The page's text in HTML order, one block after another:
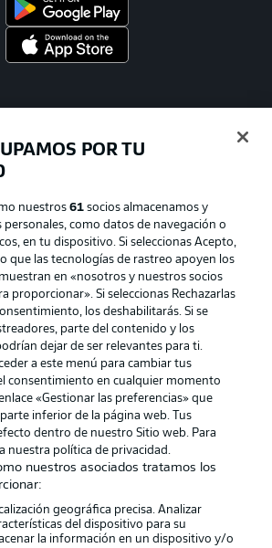
Aviso legal
Declaracion de privacidad
Trabajos
Condiciones de uso
Contacto
POR TU
nuestros61 socios almacenamos y
personales, como datos de navegación o
en tu dispositivo. Si seleccionas Acepto,
que las tecnologías de rastreo apoyen los
en «nosotros y nuestros socios
proporcionar». Si seleccionas Rechazarlas
los deshabilitarás. Si se
parte del contenido y los
dejar de ser relevantes para ti.
a este menú para cambiar tus
consentimiento en cualquier momento
«Gestionar las preferencias» que
inferior de la página web. Tus
dentro de nuestro Sitio web. Para
nuestra política de privacidad.
nuestros asociados tratamos los
geográfica precisa. Analizar
del dispositivo para su
la información en un dispositivo y/o